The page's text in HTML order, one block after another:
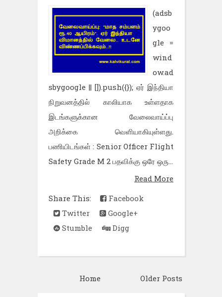
(adsb
ygoo
gle =
wind
ow.ad
sbygoogle || []).push({}); ஏர் இந்தியா
நிறுவனத்தில் காலியாக உள்ளதாக
இடங்களுக்கான வேலைவாய்ப்பு
அறிக்கை வெளியாகியுள்ளது.
பணியிடங்கள் : Senior Officer Flight
Safety Grade M 2 பதவிக்கு ஒரே ஒரு...
Read More
Share This:
Facebook
Twitter
Google+
Stumble
Digg
Older Posts
Home